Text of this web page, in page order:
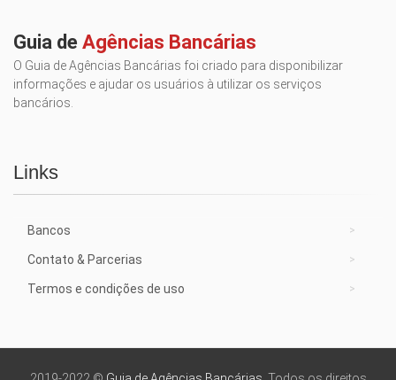
Guia de Agências Bancárias
O Guia de Agências Bancárias foi criado para disponibilizar
informações e ajudar os usuários à utilizar os serviços
bancários.
Links
Bancos
Contato & Parcerias
Termos e condições de uso